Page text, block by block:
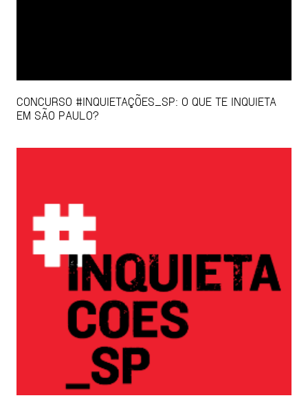
CONCURSO #INQUIETAÇÕES_SP: O QUE TE INQUIETA
EM SÃO PAULO?